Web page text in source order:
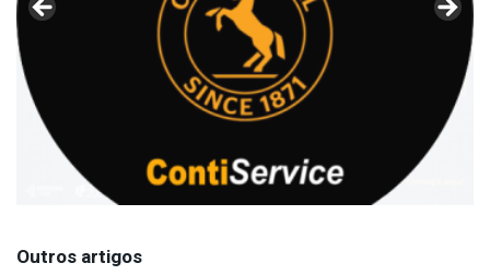
Outros artigos